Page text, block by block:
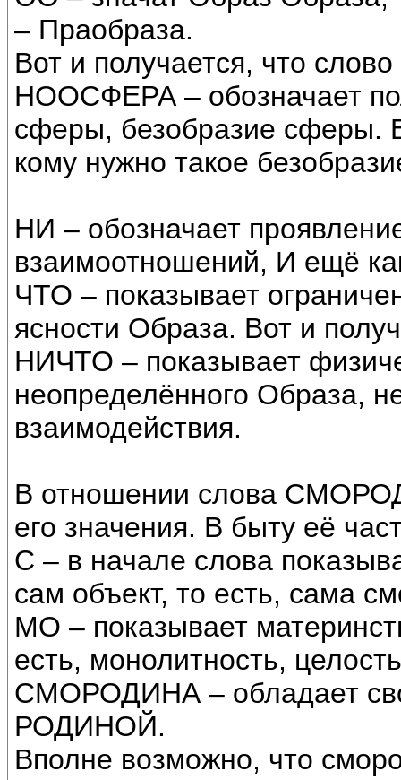
– Праобраза.
Вот и получается, что слово
НООСФЕРА – обозначает
сферы, безобразие сферы.
кому нужно такое
НИ – обозначает
взаимоотношений, И ещё
ЧТО – показывает
ясности Образа. Вот и
НИЧТО – показывает
неопределённого Образа,
взаимодействия.
В отношении слова
его значения. В быту её
С – в начале слова
сам объект, то есть, сама
МО – показывает
есть, монолитность,
СМОРОДИНА – обладает
РОДИНОЙ.
Вполне возможно, что